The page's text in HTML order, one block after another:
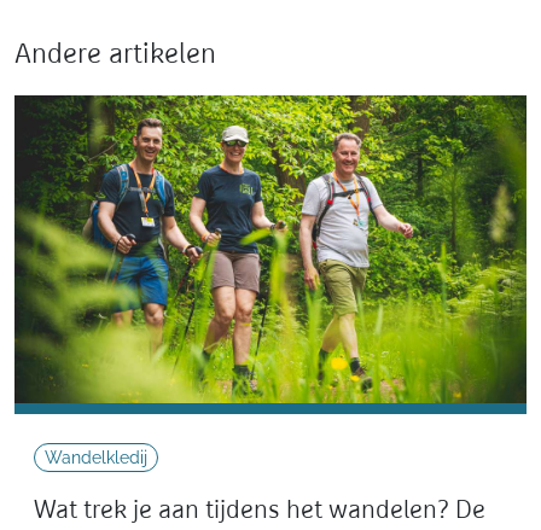
Andere artikelen
Wandelkledij
Wat trek je aan tijdens het wandelen? De